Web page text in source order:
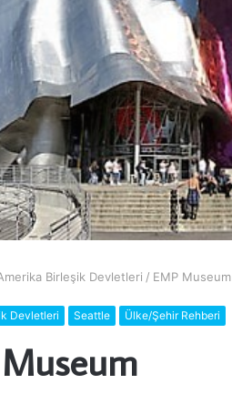
Birleşik Devletleri / EMP Museum
Devletleri Seattle Ülke/Şehir Rehberi